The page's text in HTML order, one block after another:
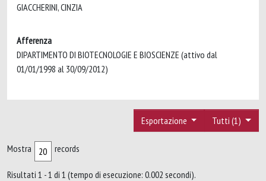
GIACCHERINI, CINZIA
Afferenza
DIPARTIMENTO DI BIOTECNOLOGIE E BIOSCIENZE (attivo dal
01/01/1998 al 30/09/2012)
Tutti (1)
Esportazione
Mostra records
Risultati 1 - 1 di 1 (tempo di esecuzione: 0.002 secondi).